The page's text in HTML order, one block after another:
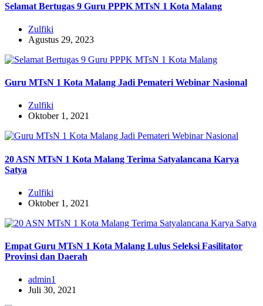
Selamat Bertugas 9 Guru PPPK MTsN 1 Kota Malang
Zulfiki
Agustus 29, 2023
Guru MTsN 1 Kota Malang Jadi Pemateri Webinar Nasional
Zulfiki
Oktober 1, 2021
20 ASN MTsN 1 Kota Malang Terima Satyalancana Karya
Satya
Zulfiki
Oktober 1, 2021
Empat Guru MTsN 1 Kota Malang Lulus Seleksi Fasilitator
Provinsi dan Daerah
admin1
Juli 30, 2021